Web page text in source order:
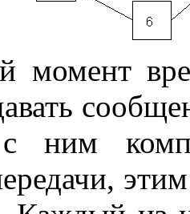
момент
с ним